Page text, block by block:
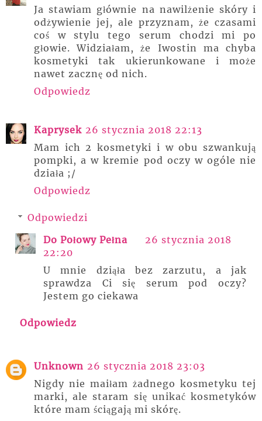
Ja stawiam głównie na nawilżenie skóry i
odżywienie jej, ale przyznam, że czasami
coś w stylu tego serum chodzi mi po
głowie. Widziałam, że Iwostin ma chyba
kosmetyki tak ukierunkowane i może
nawet zacznę od nich.
Odpowiedz
Kaprysek 26 stycznia 2018 22:13
Mam ich 2 kosmetyki i w obu szwankują
pompki, a w kremie pod oczy w ogóle nie
działa ;/
Odpowiedz
Odpowiedzi
Do Połowy Pełna
26 stycznia 2018
22:20
U mnie dziąła bez zarzutu, a jak
sprawdza Ci się serum pod oczy?
Jestem go ciekawa
Odpowiedz
Unknown 26 stycznia 2018 23:03
Nigdy nie maiłam żadnego kosmetyku tej
marki, ale staram się unikać kosmetyków
które mam ściągają mi skórę.